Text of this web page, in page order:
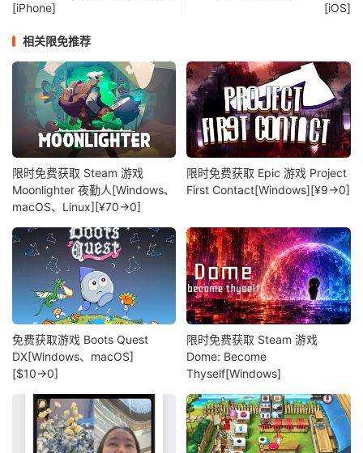
[iPhone]
[iOS]
相关限免推荐
限时免费获取 Steam 游戏
Moonlighter 夜勤人[Windows、
macOS、Linux][¥70→0]
限时免费获取 Epic 游戏 Project
First Contact[Windows][¥9→0]
免费获取游戏 Boots Quest
DX[Windows、macOS]
[$10→0]
限时免费获取 Steam 游戏
Dome: Become
Thyself[Windows]